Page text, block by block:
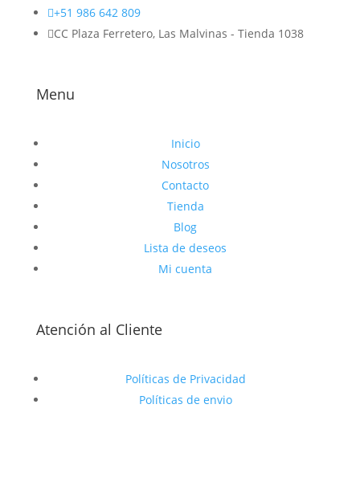
+51 986 642 809
CC Plaza Ferretero, Las Malvinas - Tienda 1038
Menu
Inicio
Nosotros
Contacto
Tienda
Blog
Lista de deseos
Mi cuenta
Atención al Cliente
Políticas de Privacidad
Políticas de envio